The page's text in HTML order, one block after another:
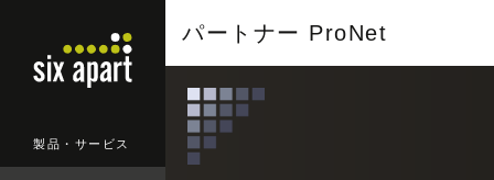
製品・サービス
パートナー ProNet